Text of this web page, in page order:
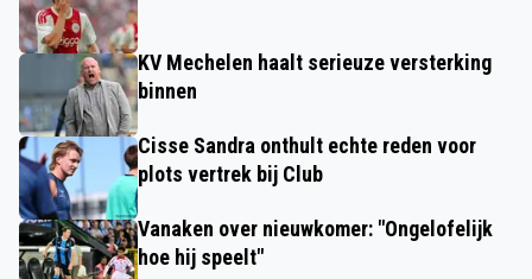
KV Mechelen haalt serieuze versterking
binnen
Cisse Sandra onthult echte reden voor
plots vertrek bij Club
Vanaken over nieuwkomer: "Ongelofelijk
hoe hij speelt"